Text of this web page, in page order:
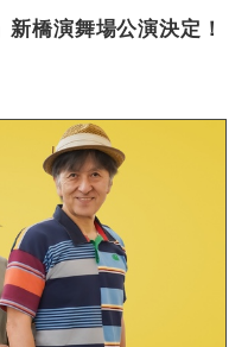
橋演舞場公演決定！